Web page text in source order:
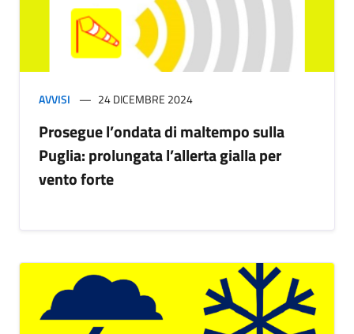
AVVISI 24 DICEMBRE 2024
Prosegue l’ondata di maltempo sulla
Puglia: prolungata l’allerta gialla per
vento forte